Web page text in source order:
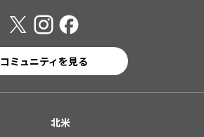
コミュニティを見る
北米